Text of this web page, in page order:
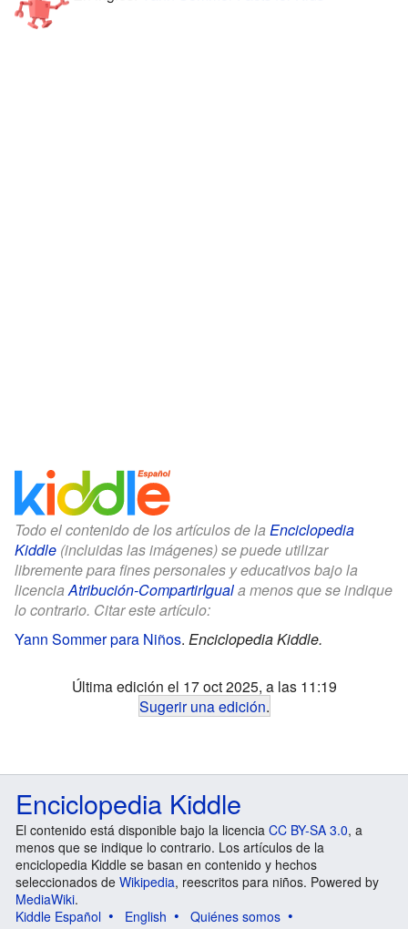
Todo el contenido de los artículos de la Enciclopedia
Kiddle (incluidas las imágenes) se puede utilizar
libremente para fines personales y educativos bajo la
licenciaAtribución-CompartirIguala menos que se indique
lo contrario. Citar este artículo:
Yann Sommer para Niños. Enciclopedia Kiddle.
Última edición el 17 oct 2025, a las 11:19
Sugerir una edición.
Enciclopedia Kiddle
El contenido está disponible bajo la licencia CC BY-SA 3.0, a
menos que se indique lo contrario. Los artículos de la
enciclopedia Kiddle se basan en contenido y hechos
seleccionados de Wikipedia, reescritos para niños. Powered by
MediaWiki.
Kiddle Español
English
Quiénes somos